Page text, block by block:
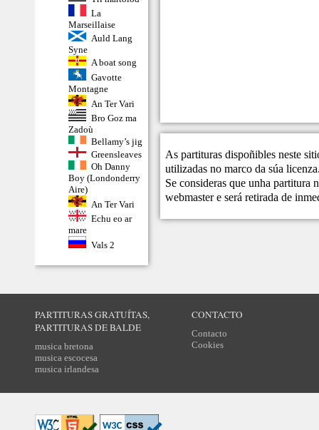
La
Marseillaise
Auld Lang
Syne
A boat song
Gavotte
Montagne
An Ter Vari
Bro Goz ma
Zadoù
Bellamy’s jig
Greensleaves
Oh Danny
Boy (Londonderry
Aire)
An Ter Vari
Echu eo ar
mare
Vals 2
As partituras dispoñibles neste
utilizadas no marco da súa
Se consideras que unha partitura
webmastere será retirada de
PARTITURAS GRATUÍTAS,
PARTITURAS DE BALDE
musica bretona
musica escocesa
musica irlandesa
CONTACTO
Contacto
Cookies